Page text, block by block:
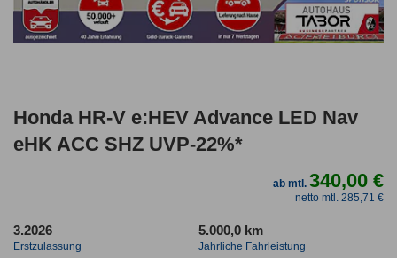
Honda HR-V e:HEV Advance LED Nav
eHK ACC SHZ UVP-22%*
ab mtl.340,00 €
netto mtl. 285,71 €
3.2026
Erstzulassung
5.000,0 km
Jahrliche Fahrleistung